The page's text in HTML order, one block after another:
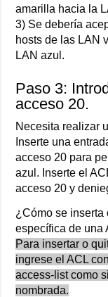
amarilla hacia la
3) Se debería
hosts de las LAN
LAN azul.
Paso 3:
acceso 20.
Necesita realizar
Inserte una
acceso 20 para
azul. Inserte el
acceso 20 y
¿Cómo se inserta
específica de una
Para insertar o
ingrese el ACL
access-list como
nombrada.